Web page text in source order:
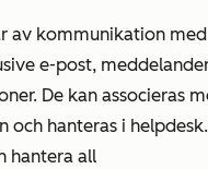
av kommunikation med
e-post,
De kan associeras
och hanteras i
hantera all